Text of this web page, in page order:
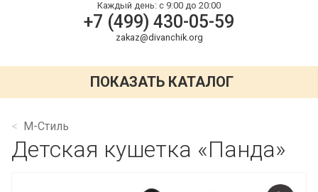
Каждый день: с 9:00 до 20:00
+7 (499) 430-05-59
zakaz@divanchik.org
ПОКАЗАТЬ КАТАЛОГ
М-Стиль
Детская кушетка «Панда»